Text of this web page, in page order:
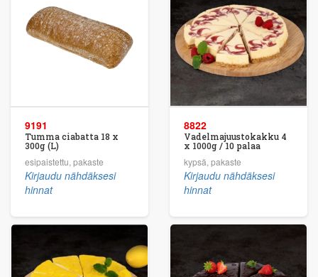
9191
Tumma ciabatta 18 x
300g (L)
esipaistettu, pakaste
Kirjaudu nähdäksesi
hinnat
8822
Vadelmajuustokakku 4
x 1000g / 10 palaa
kypsä, pakaste
Kirjaudu nähdäksesi
hinnat